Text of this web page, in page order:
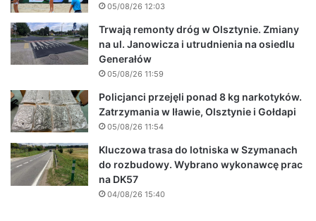
05/08/26 12:03
Trwają remonty dróg w Olsztynie. Zmiany
na ul. Janowicza i utrudnienia na osiedlu
Generałów
05/08/26 11:59
Policjanci przejęli ponad 8 kg narkotyków.
Zatrzymania w Iławie, Olsztynie i Gołdapi
05/08/26 11:54
Kluczowa trasa do lotniska w Szymanach
do rozbudowy. Wybrano wykonawcę prac
na DK57
04/08/26 15:40